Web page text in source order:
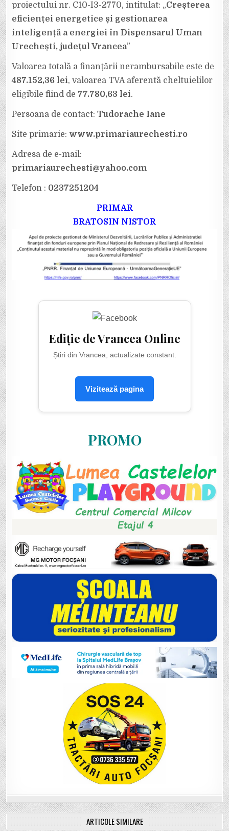
proiectului nr. C10-I3-2770, intitulat: „Creșterea
eficienței energetice și gestionarea
inteligență a energiei în Dispensarul Uman
Urechești, județul Vrancea”
Valoarea totală a finanțării nerambursabile este de
487.152,36 lei, valoarea TVA aferentă cheltuielilor
eligibile fiind de 77.780,63 lei.
Persoana de contact:Tudorache Iane
Site primarie: www.primariaurechesti.ro
Adresa de e-mail:
primariaurechesti@yahoo.com
Telefon : 0237251204
PRIMAR
BRATOSIN NISTOR
Ediție de Vrancea Online
Știri din Vrancea, actualizate constant.
Vizitează pagina
PROMO
ARTICOLE SIMILARE